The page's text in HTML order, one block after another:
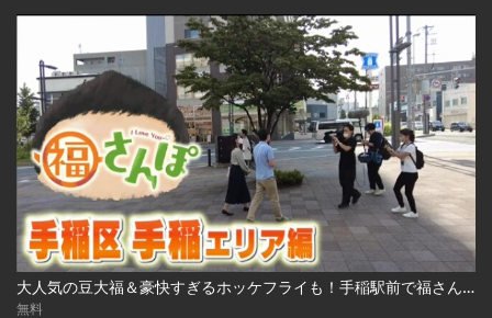
大人気の豆大福＆豪快すぎるホッケフライも！手稲駅前で福さんぽ 2022.10.7放送
無料